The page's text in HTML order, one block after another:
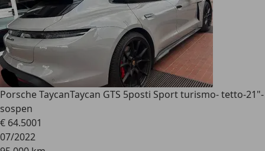
Porsche TaycanTaycan GTS 5posti Sport turismo- tetto-21"-
sospen
€ 64.5001
07/2022